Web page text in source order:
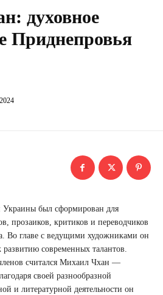
духовное
Приднепровья
Украины был сформирован для
прозаиков, критиков и переводчиков
Во главе с ведущими художниками он
развитию современных талантов.
считался Михаил Чхан —
своей разнообразной
и литературной деятельности он